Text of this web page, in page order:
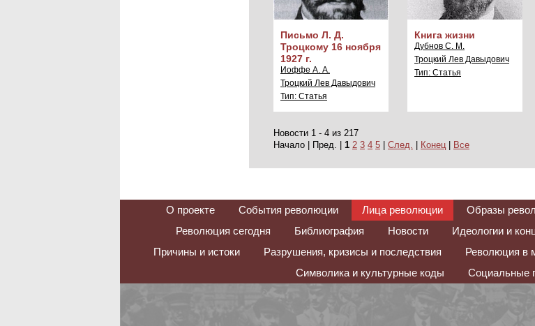
Письмо Л. Д.
Троцкому 16 ноября
1927 г.
Иоффе А. А.
Троцкий Лев Давыдович
Тип: Статья
Книга жизни
Дубнов С. М.
Троцкий Лев Давыдович
Тип: Статья
Новости 1 - 4 из 217
Начало | Пред. | 1 2 3 4 5 След. Конец Все
О проекте События революции Лица революции Образы
Революция сегодня
Библиография Новости Идеологии и
Причины и истоки
Разрушения, кризисы и последствия Революция в
Символика и культурные коды
Социальные